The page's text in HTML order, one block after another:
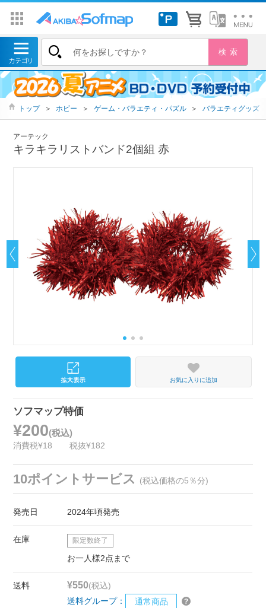
トップ ＞ ホビー ＞ ゲーム・バラエティ・パズル ＞ バラエティグッズ
アーテック
キラキラリストバンド2個組 赤
お気に入りに追加
ソフマップ特価
¥200(税込)
消費税¥18 税抜¥182
10ポイントサービス (税込価格の5％分)
発売日 2024年頃発売
在庫 限定数終了
お一人様2点まで
送料 ¥550(税込)
送料グループ：
通常商品